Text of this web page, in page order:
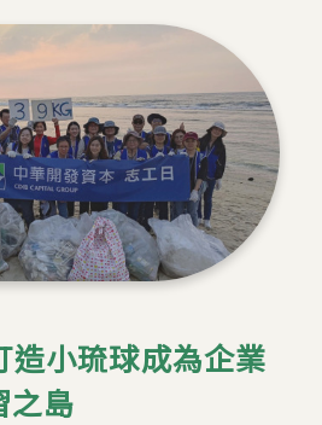
造小琉球成為企業
之島